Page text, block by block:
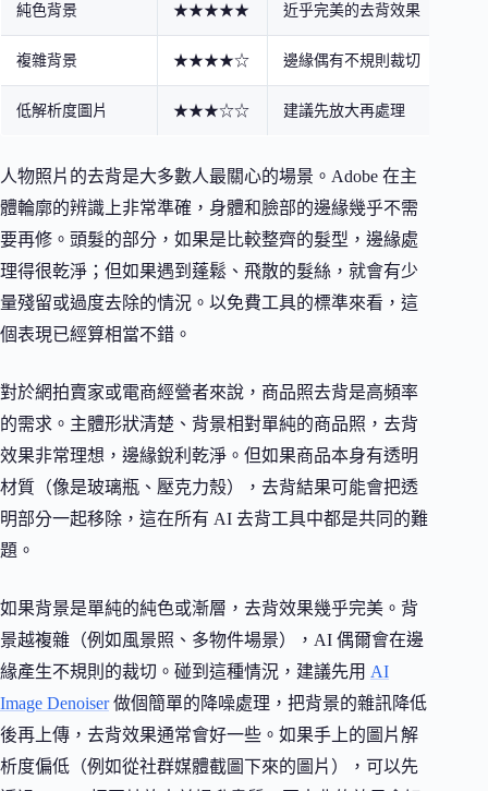
純色背景 ★★★★★ 近乎完美的去背效果
複雜背景 ★★★★☆ 邊緣偶有不規則裁切
低解析度圖片 ★★★☆☆ 建議先放大再處理
人物照片的去背是大多數人最關心的場景。Adobe 在主
體輪廓的辨識上非常準確，身體和臉部的邊緣幾乎不需
要再修。頭髮的部分，如果是比較整齊的髮型，邊緣處
理得很乾淨；但如果遇到蓬鬆、飛散的髮絲，就會有少
量殘留或過度去除的情況。以免費工具的標準來看，這
個表現已經算相當不錯。
對於網拍賣家或電商經營者來說，商品照去背是高頻率
的需求。主體形狀清楚、背景相對單純的商品照，去背
效果非常理想，邊緣銳利乾淨。但如果商品本身有透明
材質（像是玻璃瓶、壓克力殼），去背結果可能會把透
明部分一起移除，這在所有 AI 去背工具中都是共同的難
題。
如果背景是單純的純色或漸層，去背效果幾乎完美。背
景越複雜（例如風景照、多物件場景），AI 偶爾會在邊
緣產生不規則的裁切。碰到這種情況，建議先用 AI
Image Denoiser做個簡單的降噪處理，把背景的雜訊降低
後再上傳，去背效果通常會好一些。如果手上的圖片解
析度偏低（例如從社群媒體截圖下來的圖片），可以先